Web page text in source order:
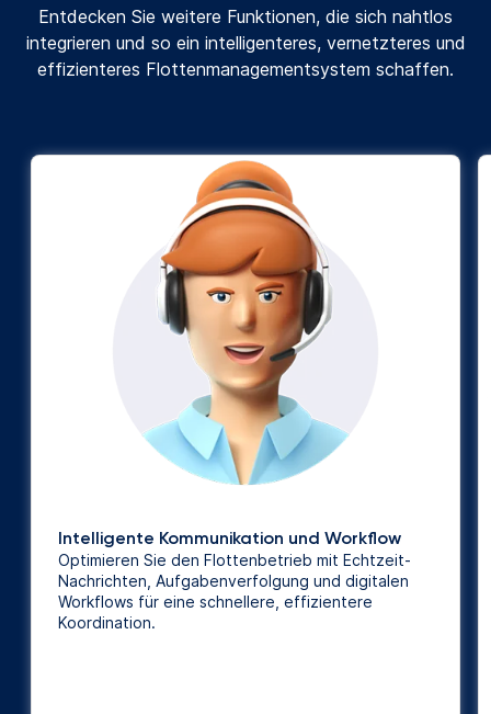
Entdecken Sie weitere Funktionen, die sich nahtlos
integrieren und so ein intelligenteres, vernetzteres und
effizienteres Flottenmanagementsystem schaffen.
Intelligente Kommunikation und Workflow
Optimieren Sie den Flottenbetrieb mit Echtzeit-
Nachrichten, Aufgabenverfolgung und digitalen
Workflows für eine schnellere, effizientere
Koordination.